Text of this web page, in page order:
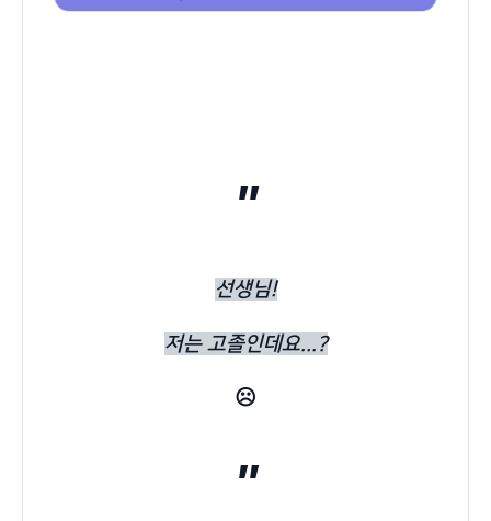
"
선생님!
저는 고졸인데요...?
☹️
"